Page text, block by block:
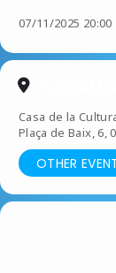
07/11/2025 20:00
Casa de la
Plaça de Baix, 6,
OTHER